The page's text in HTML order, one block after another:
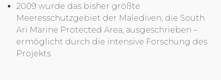
2009 wurde das bisher größte
Meeresschutzgebiet der Malediven, die South
Ari Marine Protected Area, ausgeschrieben –
ermöglicht durch die intensive Forschung des
Projekts